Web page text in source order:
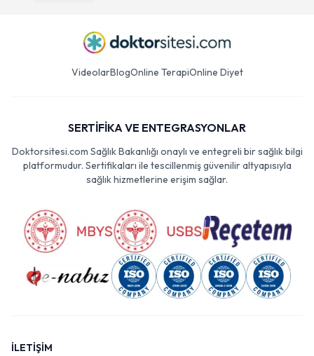
VideolarBlogOnline TerapiOnline Diyet
SERTİFİKA VE ENTEGRASYONLAR
Doktorsitesi.com Sağlık Bakanlığı onaylı ve entegreli bir sağlık bilgi
platformudur. Sertifikaları ile tescillenmiş güvenilir altyapısıyla
sağlık hizmetlerine erişim sağlar.
İLETİŞİM